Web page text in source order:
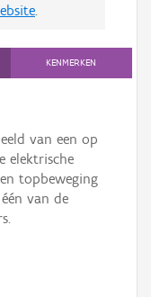
KENMERKEN
van een op
elektrische
topbeweging
van de